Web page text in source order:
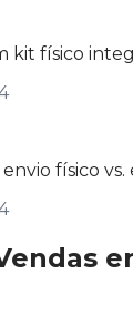
kit físico
físico vs.